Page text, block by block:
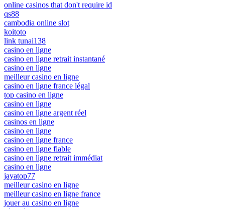
online casinos that don't require id
qs88
cambodia online slot
koitoto
link tunai138
casino en ligne
casino en ligne retrait instantané
casino en ligne
meilleur casino en ligne
casino en ligne france légal
top casino en ligne
casino en ligne
casino en ligne argent réel
casinos en ligne
casino en ligne
casino en ligne france
casino en ligne fiable
casino en ligne retrait immédiat
casino en ligne
jayatop77
meilleur casino en ligne
meilleur casino en ligne france
jouer au casino en ligne